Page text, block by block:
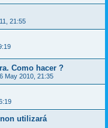
21:55
Como hacer ?
May 2010, 21:35
utilizará